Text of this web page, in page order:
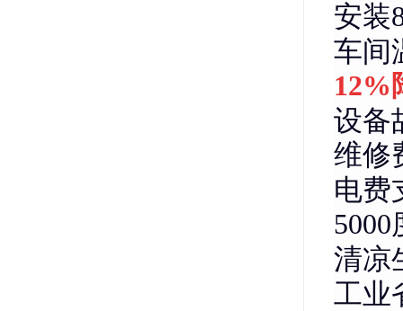
安装
车间
12%
设备
维修
电费
5000
清凉
工业